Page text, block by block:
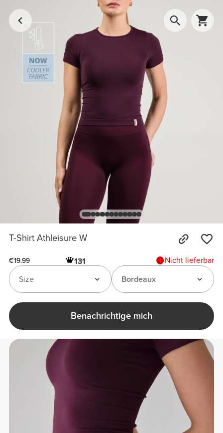
T-Shirt Athleisure W
€19.99 131
Nicht lieferbar
Bordeaux
Size
Benachrichtige mich